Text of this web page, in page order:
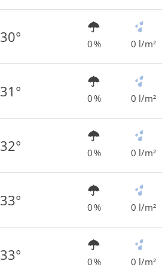
30° 0 % 0 l/m²
31° 0 % 0 l/m²
32° 0 % 0 l/m²
33° 0 % 0 l/m²
33° 0 % 0 l/m²